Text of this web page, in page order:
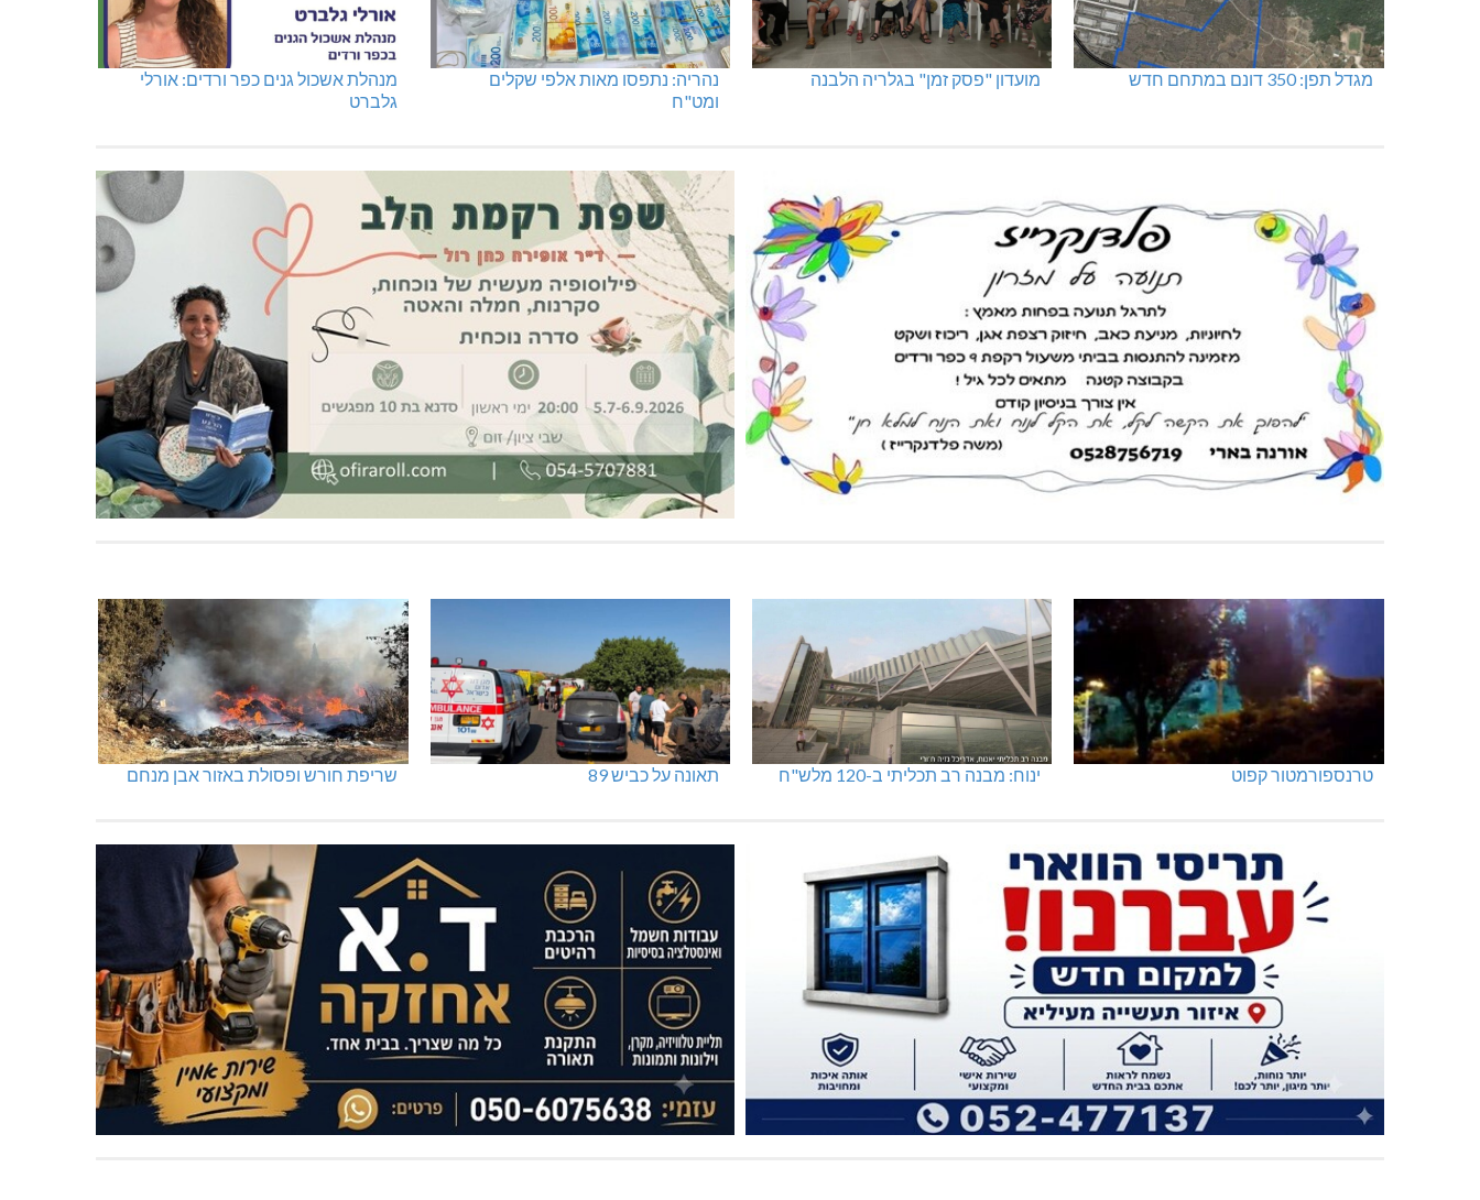
מגדל תפן: 350 דונם במתחם חדש מועדון "פסק זמן" בגלריה הלבנה
נהריה: נתפסו מאות אלפי שקלים
ומט"ח
מנהלת אשכול גנים כפר ורדים: אורלי
גלברט
טרנספורמטור קפוט ינוח: מבנה רב תכליתי ב-120 מלש"ח תאונה על כביש 89 שריפת חורש ופסולת באזור אבן מנחם